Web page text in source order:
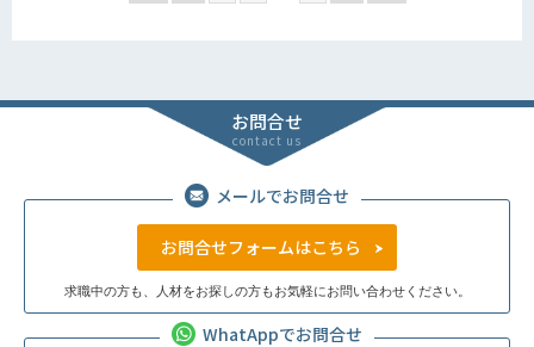
お問合せ
contact us
メールでお問合せ
お問合せフォームはこちら
求職中の方も、人材をお探しの方もお気軽にお問い合わせください。
WhatAppでお問合せ